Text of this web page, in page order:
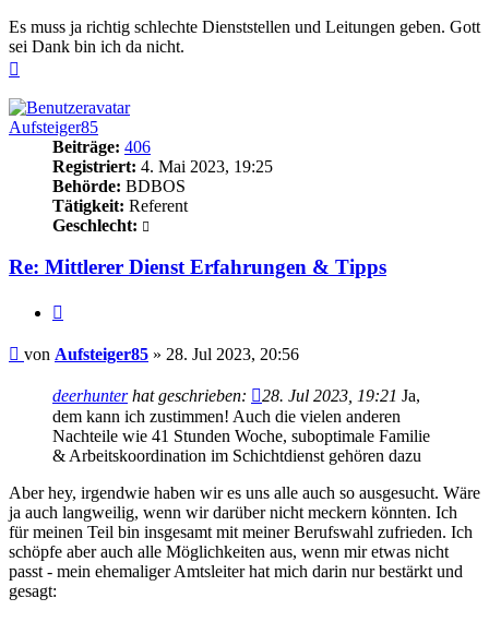
Es muss ja richtig schlechte Dienststellen und Leitungen geben. Gott
sei Dank bin ich da nicht.
Aufsteiger85
Beiträge: 406
Registriert: 4. Mai 2023, 19:25
Behörde: BDBOS
Tätigkeit: Referent
Geschlecht:
Re: Mittlerer Dienst Erfahrungen & Tipps
Beitrag
von Aufsteiger85 » 28. Jul 2023, 20:56
deerhunterhat geschrieben: 28. Jul 2023, 19:21 Ja,
dem kann ich zustimmen! Auch die vielen anderen
Nachteile wie 41 Stunden Woche, suboptimale Familie
& Arbeitskoordination im Schichtdienst gehören dazu
Aber hey, irgendwie haben wir es uns alle auch so ausgesucht. Wäre
ja auch langweilig, wenn wir darüber nicht meckern könnten. Ich
für meinen Teil bin insgesamt mit meiner Berufswahl zufrieden. Ich
schöpfe aber auch alle Möglichkeiten aus, wenn mir etwas nicht
passt - mein ehemaliger Amtsleiter hat mich darin nur bestärkt und
gesagt: